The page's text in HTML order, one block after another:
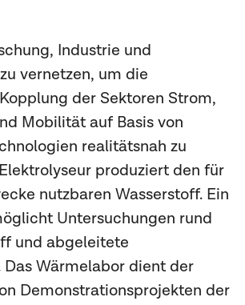
Industrie und
vernetzen, um die
der Sektoren Strom,
Mobilität auf Basis von
realitätsnah zu
produziert den für
nutzbaren Wasserstoff. Ein
Untersuchungen rund
und abgeleitete
Das Wärmelabor dient der
Demonstrationsprojekten der